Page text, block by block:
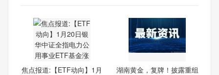
焦点报道:【ETF动向】1月
湖南黄金，复牌！披露重组